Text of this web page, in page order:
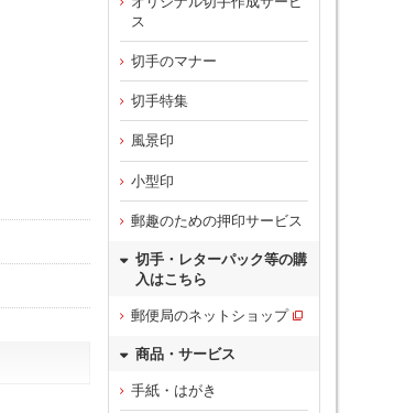
ス
切手のマナー
切手特集
風景印
小型印
郵趣のための押印サービス
切手・レターパック等の購
入はこちら
郵便局のネットショップ
商品・サービス
手紙・はがき